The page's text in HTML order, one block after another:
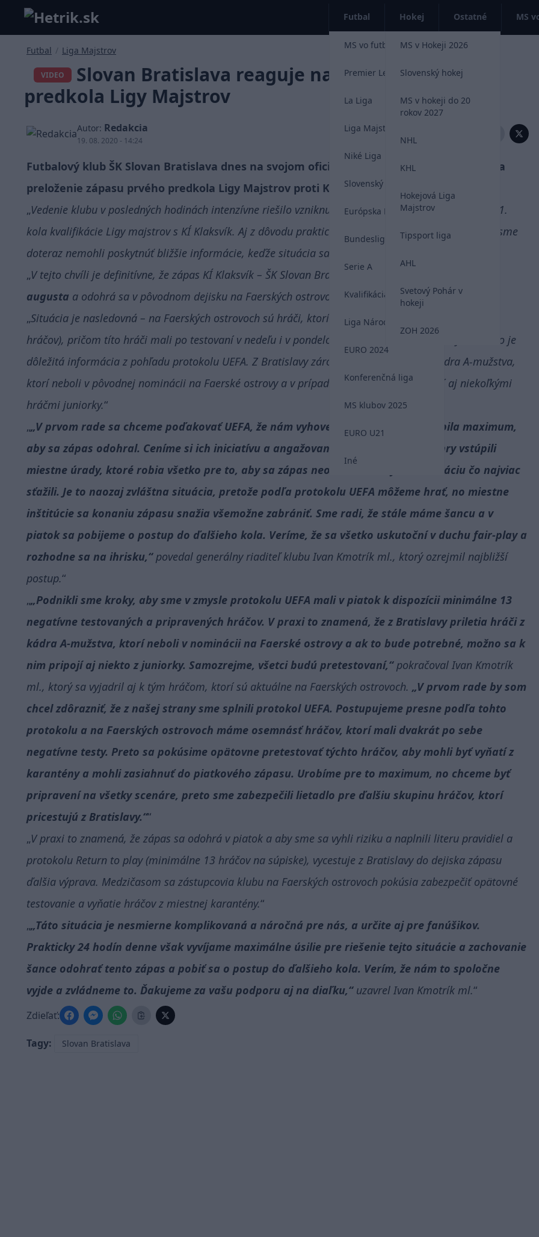
Futbal
MS vo futbale 2026
Premier League
La Liga
Liga Majstrov
Niké Liga
Slovenský futbal
Európska Liga
Bundesliga
Serie A
Kvalifikácia MS 2026
Liga Národov
EURO 2024
Konferenčná liga
MS klubov 2025
EURO U21
Iné
Hokej
MS v Hokeji 2026
Slovenský hokej
MS v hokeji do 20
rokov 2027
NHL
KHL
Hokejová Liga
Majstrov
Tipsport liga
AHL
Svetový Pohár v
hokeji
ZOH 2026
Ostatné MS
Futbal / Liga Majstrov
VIDEO
Slovan Bratislava reaguje na preložený zápas
predkola Ligy Majstrov
Autor: Redakcia
19. 08. 2020 - 14:24
Zdieľať:
Futbalový klub ŠK Slovan Bratislava dnes na svojom oficiálnom webe zverejnil reakciu na
preloženie zápasu prvého predkola Ligy Majstrov proti Klaksvíku.
Vedenie klubu v posledných hodinách intenzívne riešilo vzniknutú situáciu v súvislosti so zápasom 1.
kola kvalifikácie Ligy majstrov s KÍ Klaksvík. Aj z dôvodu prakticky nepretržitých rozhovorov s UEFA sme
doteraz nemohli poskytnúť bližšie informácie, keďže situácia sa mení z hodiny na hodinu.
V tejto chvíli je definitívne, že zápas KÍ Klaksvík – ŠK Slovan Bratislava je preložený na
augusta a odohrá sa v pôvodnom dejisku na Faerských ostrovoch.
Situácia je nasledovná – na Faerských ostrovoch sú hráči, ktorí cestovali v pondelok popoludní (18
hráčov), pričom títo hráči mali po testovaní v nedeľu i v pondelok po prílete negatívne testy. Práve to je
dôležitá informácia z pohľadu protokolu UEFA. Z Bratislavy zároveň vycestujú hráči z kádra A-mužstva,
ktorí neboli v pôvodnej nominácii na Faerské ostrovy a v prípade potreby budú doplnení aj niekoľkými
hráčmi juniorky.
„V prvom rade sa chceme poďakovať UEFA, že nám vyhovela a spolu s nami urobila maximum,
aby sa zápas odohral. Ceníme si ich iniciatívu a angažovanosť v situácii, keď do hry vstúpili
miestne úrady, ktoré robia všetko pre to, aby sa zápas neodohral a aby nám situáciu čo najviac
sťažili. Je to naozaj zvláštna situácia, pretože podľa protokolu UEFA môžeme hrať, no miestne
inštitúcie sa konaniu zápasu snažia všemožne zabrániť. Sme radi, že stále máme šancu a v
piatok sa pobijeme o postup do ďalšieho kola. Veríme, že sa všetko uskutoční v duchu fair-play a
rozhodne sa na ihrisku,“povedal generálny riaditeľ klubu Ivan Kmotrík ml., ktorý ozrejmil najbližší
postup.
„Podnikli sme kroky, aby sme v zmysle protokolu UEFA mali v piatok k dispozícii minimálne 13
negatívne testovaných a pripravených hráčov. V praxi to znamená, že z Bratislavy priletia hráči z
kádra A-mužstva, ktorí neboli v nominácii na Faerské ostrovy a ak to bude potrebné, možno sa k
nim pripojí aj niekto z juniorky. Samozrejme, všetci budú pretestovaní,“pokračoval Ivan Kmotrík
ml., ktorý sa vyjadril aj k tým hráčom, ktorí sú aktuálne na Faerských ostrovoch. „V prvom rade by som
chcel zdôrazniť, že z našej strany sme splnili protokol UEFA. Postupujeme presne podľa tohto
protokolu a na Faerských ostrovoch máme osemnásť hráčov, ktorí mali dvakrát po sebe
negatívne testy. Preto sa pokúsime opätovne pretestovať týchto hráčov, aby mohli byť vyňatí z
karantény a mohli zasiahnuť do piatkového zápasu. Urobíme pre to maximum, no chceme byť
pripravení na všetky scenáre, preto sme zabezpečili lietadlo pre ďalšiu skupinu hráčov, ktorí
pricestujú z Bratislavy.“
V praxi to znamená, že zápas sa odohrá v piatok a aby sme sa vyhli riziku a naplnili literu pravidiel a
protokolu Return to play (minimálne 13 hráčov na súpiske), vycestuje z Bratislavy do dejiska zápasu
ďalšia výprava. Medzičasom sa zástupcovia klubu na Faerských ostrovoch pokúsia zabezpečiť opätovné
testovanie a vyňatie hráčov z miestnej karantény.
„Táto situácia je nesmierne komplikovaná a náročná pre nás, a určite aj pre fanúšikov.
Prakticky 24 hodín denne však vyvíjame maximálne úsilie pre riešenie tejto situácie a zachovanie
šance odohrať tento zápas a pobiť sa o postup do ďalšieho kola. Verím, že nám to spoločne
vyjde a zvládneme to. Ďakujeme za vašu podporu aj na diaľku,“ uzavrel Ivan Kmotrík ml.
Zdieľať:
Tagy: Slovan Bratislava